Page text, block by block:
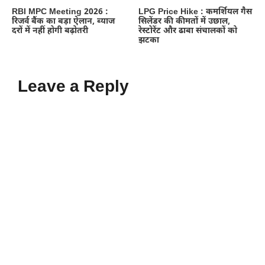
RBI MPC Meeting 2026 :
रिजर्व बैंक का बड़ा ऐलान, ब्याज
दरों में नहीं होगी बढ़ोतरी
LPG Price Hike : कमर्शियल गैस
सिलेंडर की कीमतों में उछाल,
रेस्टोरेंट और ढाबा संचालकों को
झटका
Leave a Reply